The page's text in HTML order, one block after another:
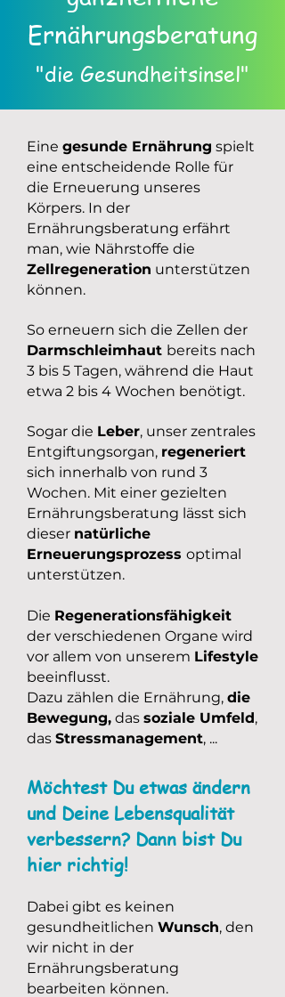
Ernährungsberatung
"die Gesundheitsinsel"
Eine gesunde Ernährung spielt
eine entscheidende Rolle für
die Erneuerung unseres
Körpers. In der
Ernährungsberatung erfährt
man, wie Nährstoffe die
Zellregeneration unterstützen
können.
So erneuern sich die Zellen der
Darmschleimhaut bereits nach
3 bis 5 Tagen, während die Haut
etwa 2 bis 4 Wochen benötigt.
Sogar die Leber, unser zentrales
Entgiftungsorgan, regeneriert
sich innerhalb von rund 3
Wochen. Mit einer gezielten
Ernährungsberatung lässt sich
dieser natürliche
Erneuerungsprozess optimal
unterstützen.
Die Regenerationsfähigkeit
der verschiedenen Organe wird
vor allem von unserem Lifestyle
beeinflusst.
Dazu zählen die Ernährung, die
Bewegung, das soziale Umfeld,
das Stressmanagement, ...
Möchtest Du etwas ändern
und Deine Lebensqualität
verbessern? Dann bist Du
hier richtig!
Dabei gibt es keinen
gesundheitlichen Wunsch, den
wir nicht in der
Ernährungsberatung
bearbeiten können.